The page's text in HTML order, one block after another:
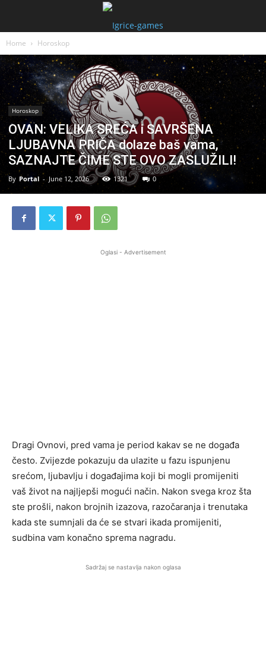
Home Horoskop
Horoskop
OVAN: VELIKA SREĆA i SAVRŠENA
LJUBAVNA PRIČA dolaze baš vama,
SAZNAJTE ČIME STE OVO ZASLUŽILI!
By Portal - June 12, 2026 1321 0
Oglasi - Advertisement
Dragi Ovnovi, pred vama je period kakav se ne događa
često. Zvijezde pokazuju da ulazite u fazu ispunjenu
srećom, ljubavlju i događajima koji bi mogli promijeniti
vaš život na najljepši mogući način. Nakon svega kroz šta
ste prošli, nakon brojnih izazova, razočaranja i trenutaka
kada ste sumnjali da će se stvari ikada promijeniti,
sudbina vam konačno sprema nagradu.
Sadržaj se nastavlja nakon oglasa